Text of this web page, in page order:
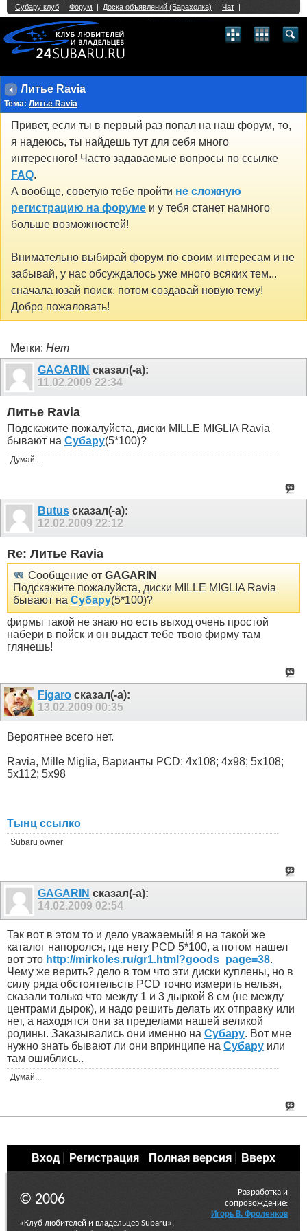
Литье Ravia
Тема: Литье Ravia
Привет, если ты в первый раз попал на наш форум, то,
я надеюсь, ты найдешь тут для себя много
интересного! Часто задаваемые вопросы по ссылке
FAQ.
А вообще, советую тебе пройти не сложную
регистрацию на форуме и у тебя станет намного
больше возможностей!
Внимательно выбирай форум по своим интересам и не
забывай, у нас обсуждалось уже много всяких тем...
сначала юзай поиск, потом создавай новую тему!
Добро пожаловать!
Метки: Нет
GAGARIN сказал(-а):
11.02.2009 22:34
Литье Ravia
Подскажите пожалуйста, диски MILLE MIGLIA Ravia
бывают на Субару(5*100)?
Думай...
Butus сказал(-а):
12.02.2009 22:12
Re: Литье Ravia
Сообщение от GAGARIN
Подскажите пожалуйста, диски MILLE MIGLIA Ravia
бывают на Субару(5*100)?
фирмы такой не знаю но есть выход очень простой
набери в пойск и он выдаст тебе твою фирму там
глянешь!
Figaro сказал(-а):
13.02.2009 00:35
Вероятнее всего нет.
Ravia, Mille Miglia, Варианты PCD: 4x108; 4x98; 5x108;
5x112; 5x98
Тынц ссылко
Subaru owner
GAGARIN сказал(-а):
14.02.2009 02:54
Так вот в этом то и дело уважаемый! я на такой же
каталог напоролся, где нету PCD 5*100, а потом нашел
вот это http://mirkoles.ru/gr1.html?goods_page=38.
Чему же верить? дело в том что эти диски куплены, но в
силу ряда обстоятельств PCD точно измерить нельзя,
сказали только что между 1 и 3 дыркой 8 см (не между
центрами дырок), и надо решить делать их отправку или
нет, а находятся они за пределами нашей великой
родины. Заказывались они именно на Субару. Вот мне
нужно знать бывают ли они впринципе на Субару или
там ошиблись..
Думай...
Вход Регистрация Полная версия Вверх
© 2006
«Клуб любителей и владельцев Subaru»,
Разработка и
сопровождение:
Игорь В. Фроленков
Single Sign On provided byvBSSO
2 3 4 5 6 7 8 9 10 11 12 13 21 22 23 24 25 26
27 28 29 30 31 32 33 40 41 42 43